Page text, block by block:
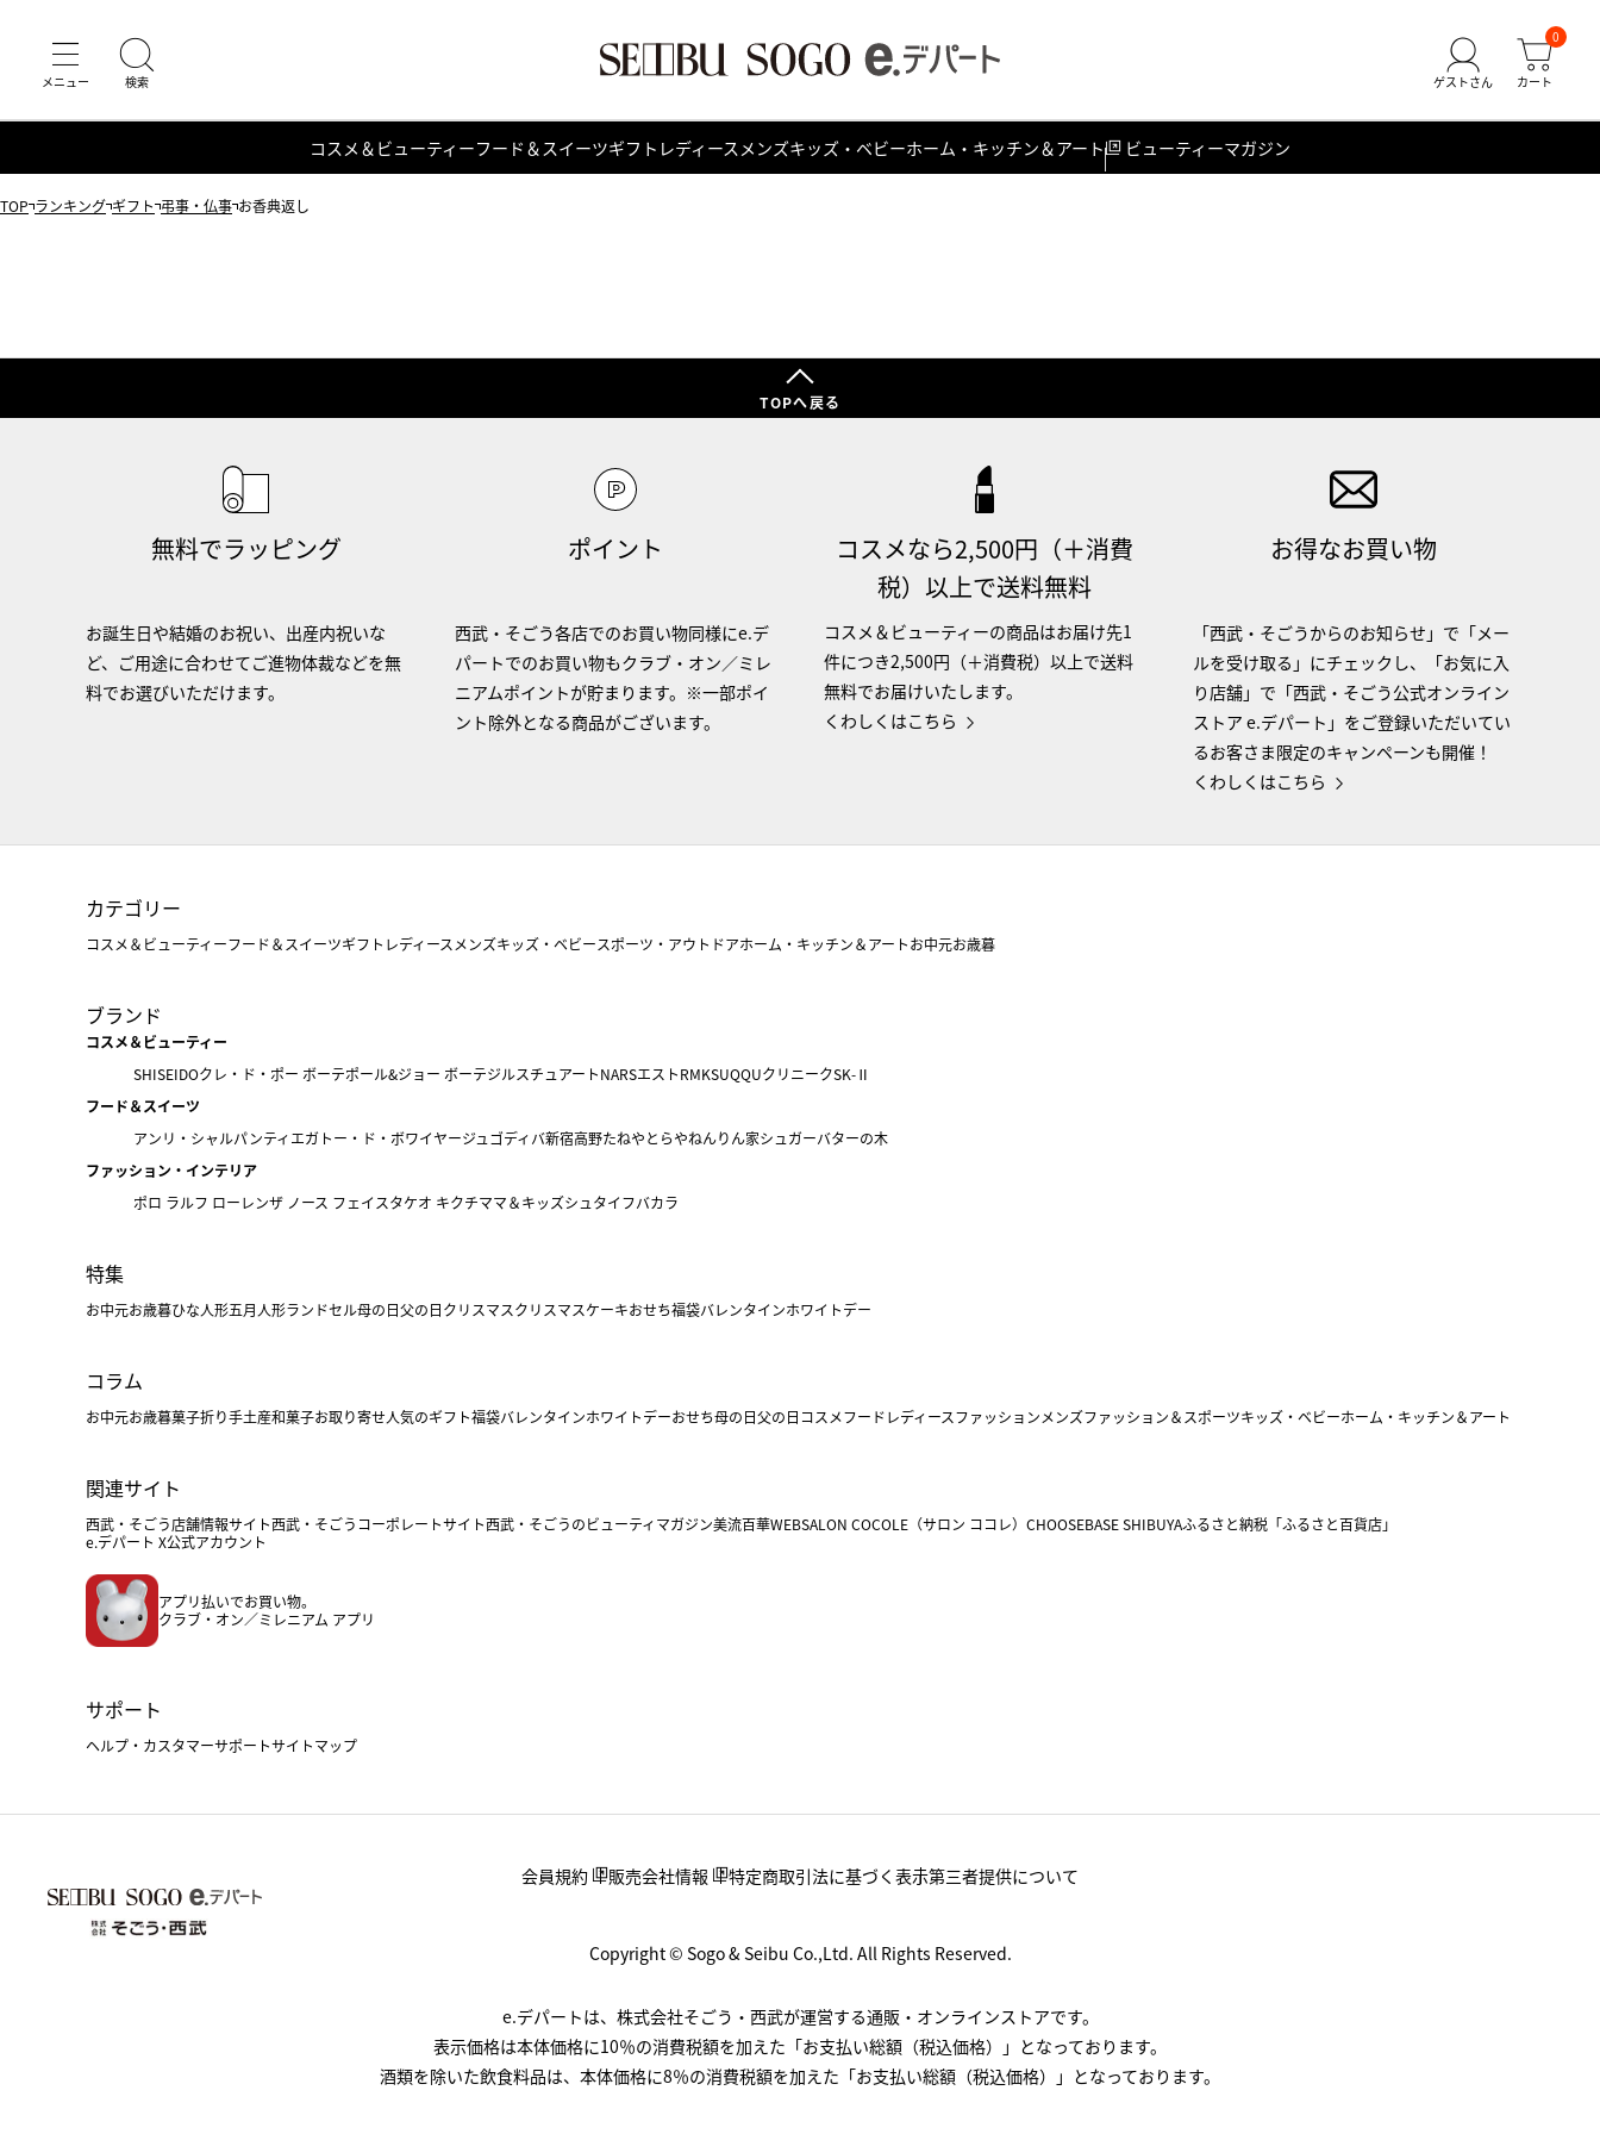
0
コスメ＆ビューティーフード＆スイーツギフト レディース メンズキッズ・ベビーホーム・キッチン＆アート ビューティーマガジン
TOP ランキング ギフト 弔事・仏事 お香典返し
TOPへ戻る
無料でラッピング
お誕生日や結婚のお祝い、出産内祝いな
ど、ご用途に合わせてご進物体裁などを無
料でお選びいただけます。
ポイント
西武・そごう各店でのお買い物同様にe.デ
パートでのお買い物もクラブ・オン／ミレ
ニアムポイントが貯まります。※一部ポイ
ント除外となる商品がございます。
コスメなら2,500円（＋消費
税）以上で送料無料
コスメ＆ビューティーの商品はお届け先1
件につき2,500円（＋消費税）以上で送料
無料でお届けいたします。
くわしくはこちら
お得なお買い物
「西武・そごうからのお知らせ」で「メー
ルを受け取る」にチェックし、「お気に入
り店舗」で「西武・そごう公式オンライン
ストア e.デパート」をご登録いただいてい
るお客さま限定のキャンペーンも開催！
くわしくはこちら
カテゴリー
コスメ＆ビューティーフード＆スイーツギフト レディース メンズキッズ・ベビースポーツ・アウトドアホーム・キッチン＆アートお中元お歳暮
ブランド
コスメ＆ビューティー
SHISEIDOクレ・ド・ポー ボーテポール&ジョー ボーテジルスチュアートNARSエストRMKSUQQUクリニークSK-Ⅱ
フード＆スイーツ
アンリ・シャルパンティエガトー・ド・ボワイヤージュ ゴディバ新宿高野たねやとらやねんりん家シュガーバターの木
ファッション・インテリア
ポロ ラルフ ローレンザ ノース フェイスタケオ キクチママ＆キッズシュタイフバカラ
特集
お中元お歳暮ひな人形五月人形ランドセル母の日父の日クリスマスクリスマスケーキおせち福袋バレンタインホワイトデー
コラム
お中元お歳暮菓子折り手土産和菓子お取り寄せ人気のギフト福袋バレンタインホワイトデーおせち母の日父の日 コスメフードレディースファッションメンズファッション＆スポーツキッズ・ベビーホーム・キッチン＆アート
関連サイト
西武・そごう店舗情報サイト西武・そごうコーポレートサイト西武・そごうのビューティマガジン美流百華WEBSALON COCOLE（サロン ココレ） CHOOSEBASE SHIBUYAふるさと納税「ふるさと百貨店」
e.デパート X公式アカウント
アプリ払いでお買い物。
クラブ・オン／ミレニアム アプリ
サポート
ヘルプ・カスタマーサポートサイトマップ
会員規約 販売会社情報 特定商取引法に基づく表示第三者提供について
Copyright © Sogo & Seibu Co.,Ltd. All Rights Reserved.
e.デパートは、株式会社そごう・西武が運営する通販・オンラインストアです。
表示価格は本体価格に10％の消費税額を加えた「お支払い総額（税込価格）」となっております。
酒類を除いた飲食料品は、本体価格に8％の消費税額を加えた「お支払い総額（税込価格）」となっております。